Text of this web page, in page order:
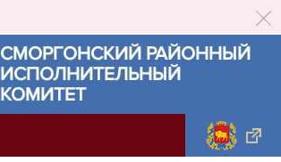
СМОРГОНСКИЙ РАЙОННЫЙ
ИСПОЛНИТЕЛЬНЫЙ
КОМИТЕТ